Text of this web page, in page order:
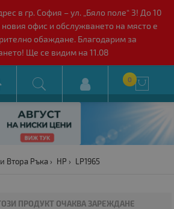
в гр. София – ул. „Бяло поле“ 3! До 10
офис и обслужването на място е
обаждане. Благодарим за
Ще се видим на 11.08
 0 
Втора Ръка HP LP1965
ПРОДУКТ ОЧАКВА ЗАРЕЖДАНЕ